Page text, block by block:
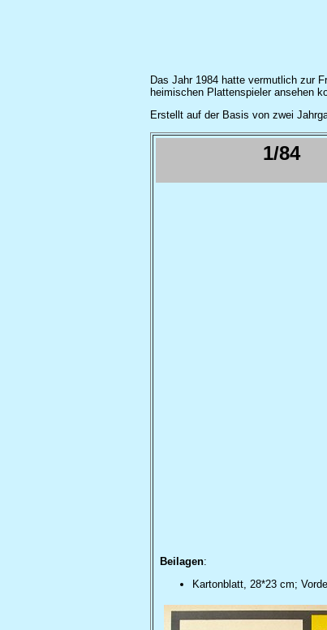
Das Jahr 1984 hatte vermutlich zur
heimischen Plattenspieler ansehen
Erstellt auf der Basis von zwei
1/84
Beilagen:
Kartonblatt, 28*23 cm;